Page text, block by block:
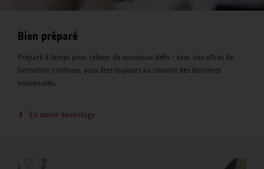
Bien préparé
Préparé à temps pour relever de nouveaux défis - avec nos offres de
formation continue, vous êtes toujours au courant des dernières
nouveautés.
En savoir davantage